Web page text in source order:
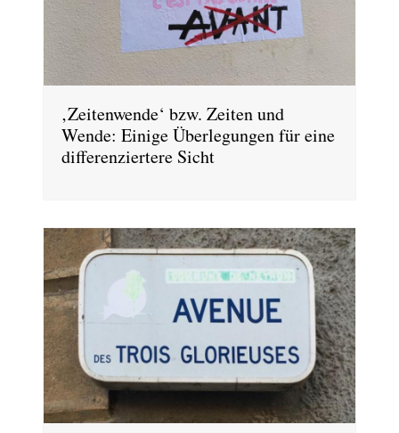
‚Zeitenwende‘ bzw. Zeiten und
Wende: Einige Überlegungen für eine
differenziertere Sicht